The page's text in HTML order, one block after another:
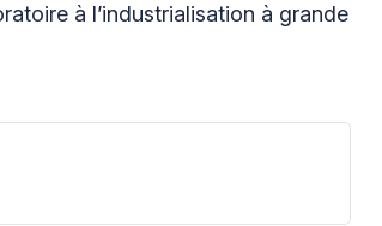
à l’industrialisation à grande